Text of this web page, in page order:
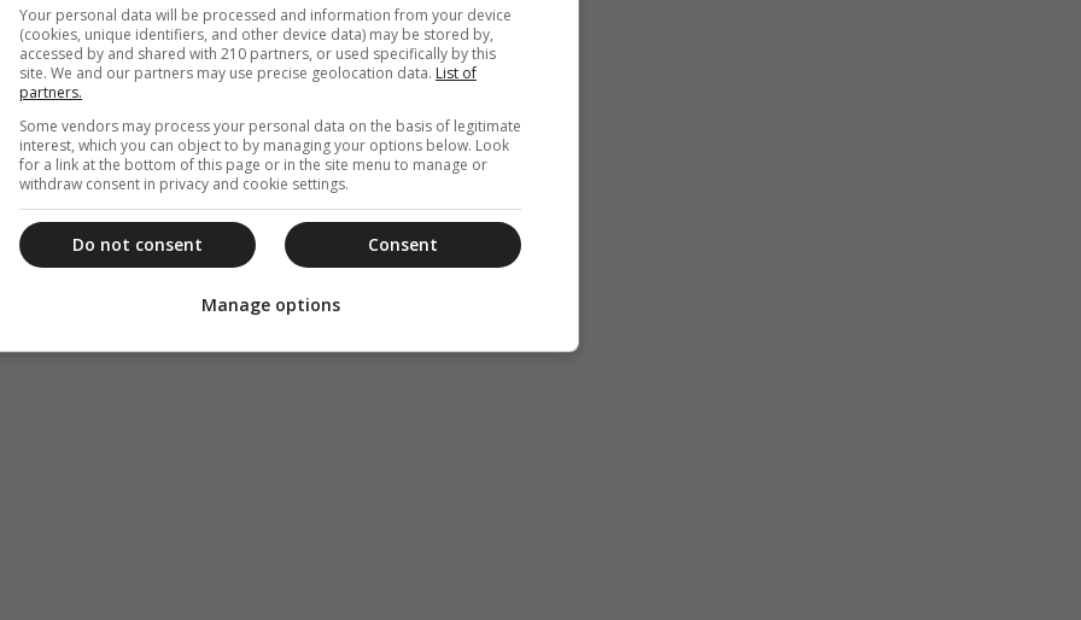
και μεγάλη αυτή εορτή, της καθόδου του
προσέλευση πολλών νέων ανθρώπων, που με
Ιερό Ναό, προκειμένου να
Αγίας Τριάδος και να επικαλεσθούν την χάρη
Πνεύματος.
Your personal data will be processed and information from your device
(cookies, unique identifiers, and other device data) may be stored by,
accessed by and shared with 210 partners, or used specifically by this
site. We and our partners may use precise geolocation data. List of
partners.
Some vendors may process your personal data on the basis of legitimate
interest, which you can object to by managing your options below. Look
for a link at the bottom of this page or in the site menu to manage or
withdraw consent in privacy and cookie settings.
Consent
Do not consent
Manage options